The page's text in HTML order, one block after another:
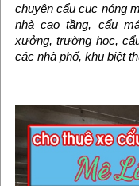
chuyên cẩu cục nóng
nhà cao tầng, cẩu
xưởng, trường học,
các nhà phố, khu biệt